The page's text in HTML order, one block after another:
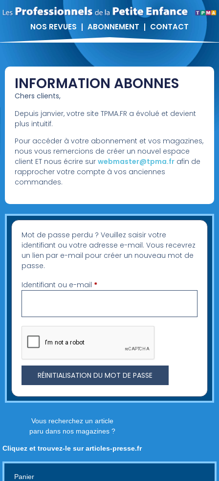
NOS REVUES ABONNEMENT CONTACT
INFORMATION ABONNES
Chers clients,
Depuis janvier, votre site TPMA.FR a évolué et devient
plus intuitif.
Pour accéder à votre abonnement et vos magazines,
nous vous remercions de créer un nouvel espace
client ET nous écrire sur webmaster@tpma.fr afin de
rapprocher votre compte à vos anciennes
commandes.
Mot de passe perdu ? Veuillez saisir votre
identifiant ou votre adresse e-mail. Vous recevrez
un lien par e-mail pour créer un nouveau mot de
passe.
Identifiant ou e-mail *
RÉINITIALISATION DU MOT DE PASSE
Vous recherchez un article
paru dans nos magazines ?
Cliquez et trouvez-le sur articles-presse.fr
Panier